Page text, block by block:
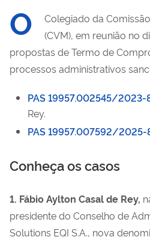
O
Colegiado da
(CVM), em reunião no
propostas de Termo de
processos administrativos
PAS 19957.002545/2023-
Rey.
PAS 19957.007592/2025-
Conheça os casos
1. Fábio Aylton Casal de Rey,
presidente do Conselho de
Solutions EQI S.A., nova